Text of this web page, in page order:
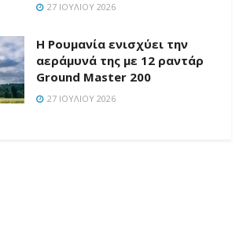
27 ΙΟΥΛΊΟΥ 2026
Η Ρουμανία ενισχύει την
αεράμυνά της με 12 ραντάρ
Ground Master 200
27 ΙΟΥΛΊΟΥ 2026